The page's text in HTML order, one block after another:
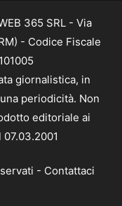
365 SRL - Via
- Codice Fiscale
giornalistica, in
periodicità. Non
editoriale ai
- Contattaci